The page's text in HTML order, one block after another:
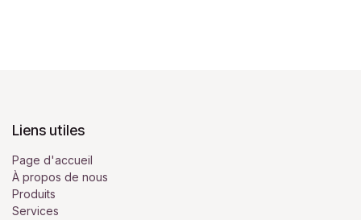
Liens utiles
Page d'accueil
À propos de nous
Produits
Services